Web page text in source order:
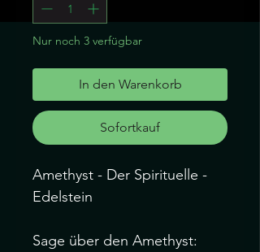
Nur noch 3 verfügbar
In den Warenkorb
Sofortkauf
Amethyst - Der Spirituelle -
Edelstein
Sage über den Amethyst: